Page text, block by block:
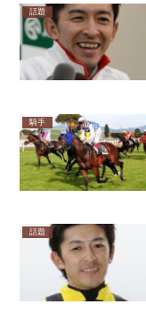
話題
騎手
話題